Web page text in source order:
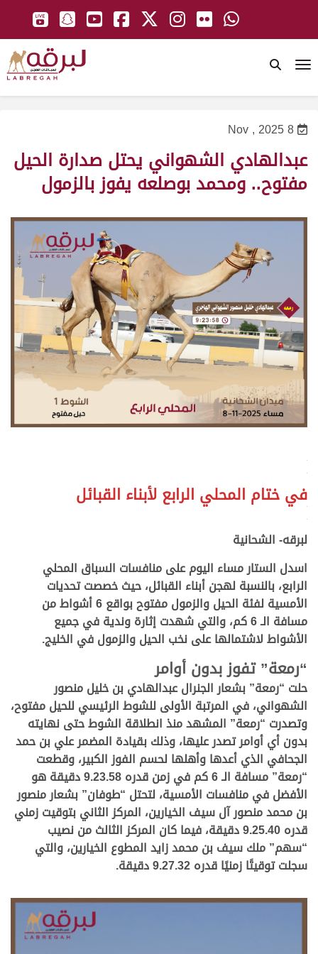
8 Nov , 2025
عبدالهادي الشهواني يحتل صدارة الحيل
مفتوح.. ومحمد بوصلعه يفوز بالزمول
في ختام المحلي الرابع لأبناء القبائل
لبرقه- الشحانية
اسدل الستار مساء اليوم على منافسات السباق المحلي
الرابع، بالنسبة لهجن أبناء القبائل، حيث خصصت تحديات
الأمسية لفئة الحيل والزمول مفتوح بواقع 6 أشواط من
مسافة الـ 6 كم، والتي شهدت إثارة وندية في جميع
الأشواط لاشتمالها على نخب الحيل والزمول في الخليج.
“رمعة” تفوز بدون أوامر
حلت “رمعة” بشعار الجنرال عبدالهادي بن خليل منصور
الشهواني، في المرتبة الأولى للشوط الرئيسي للحيل مفتوح،
وتصدرت “رمعة” المشهد منذ انطلاقة الشوط حتى نهايته
بدون أي أوامر تصدر عليها، وذلك بقيادة المضمر علي بن حمد
الجحافي الذي أعدها وأهلها لحسم الفوز الكبير، وقطعت
“رمعة” مسافة الـ 6 كم في زمن قدره 9.23.58 دقيقة هو
الأفضل في منافسات الأمسية، لتحتل “طوفان” بشعار منصور
بن محمد منصور آل سيف الخيارين، المركز الثاني بتوقيت زمني
قدره 9.25.40 دقيقة، فيما كان المركز الثالث من نصيب
“سهم” ملك سيف بن محمد زايد المطوع الخيارين، والتي
سجلت توقيتًا زمنيًا قدره 9.27.32 دقيقة.